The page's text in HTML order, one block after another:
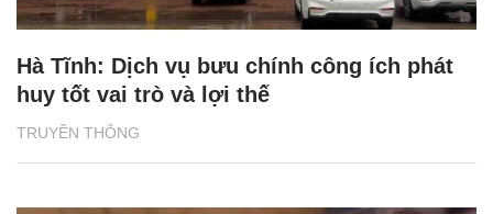
TRUYỀN THÔNG
Hà Tĩnh: Dịch vụ bưu chính công ích phát
huy tốt vai trò và lợi thế